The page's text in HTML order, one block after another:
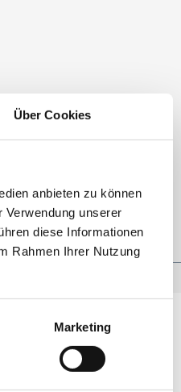
Über Cookies
anbieten zu können
unserer
diese Informationen
Rahmen Ihrer Nutzung
Marketing